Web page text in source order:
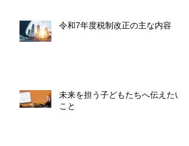
令和7年度税制改正の主な内容
未来を担う子どもたちへ伝えたい
こと